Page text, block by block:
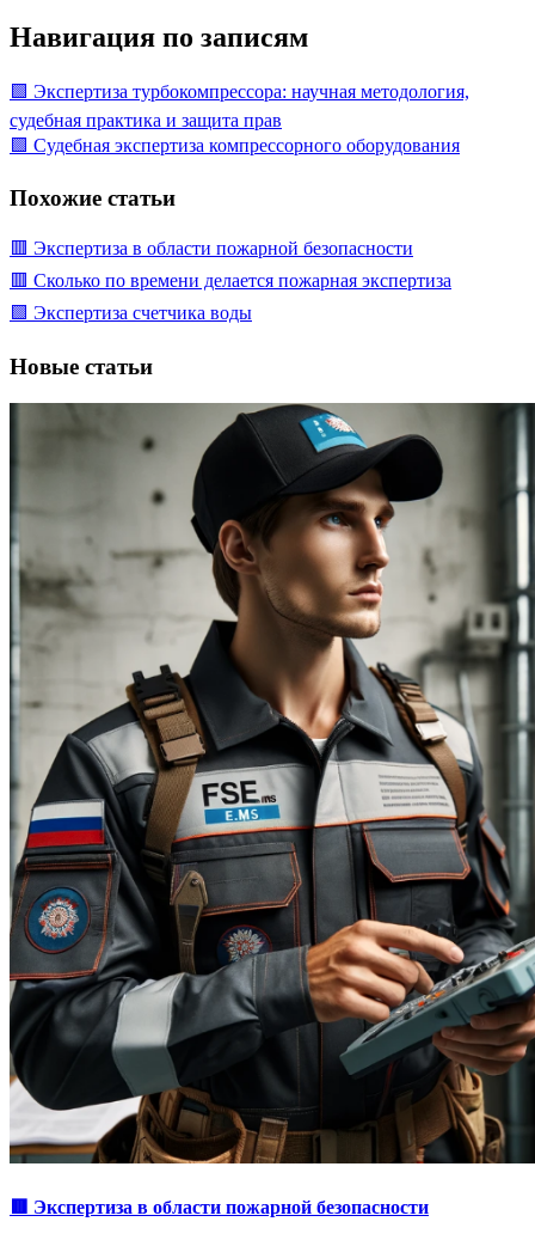
Навигация по записям
🟩 Экспертиза турбокомпрессора: научная методология,
судебная практика и защита прав
🟩 Судебная экспертиза компрессорного оборудования
Похожие статьи
🟥 Экспертиза в области пожарной безопасности
🟥 Сколько по времени делается пожарная экспертиза
🟩 Экспертиза счетчика воды
Новые статьи
🟥 Экспертиза в области пожарной безопасности